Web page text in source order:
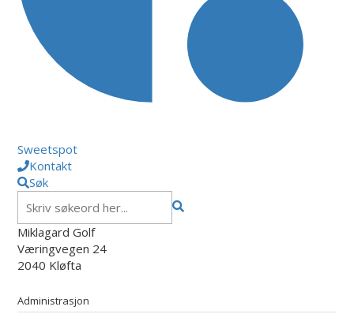
Sweetspot
Kontakt
Søk
Miklagard Golf
Væringvegen 24
2040 Kløfta
Administrasjon